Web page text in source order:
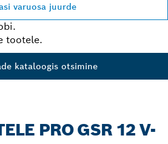
varuosa juurde
tootele.
kataloogis otsimine
PRO GSR 12 V-